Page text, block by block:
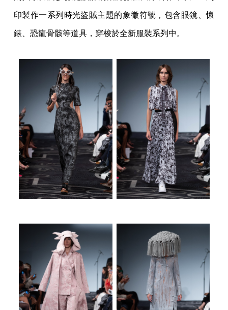
印製作一系列時光盜賊主題的象徵符號，包含眼鏡、懷
錶、恐龍骨骸等道具，穿梭於全新服裝系列中。